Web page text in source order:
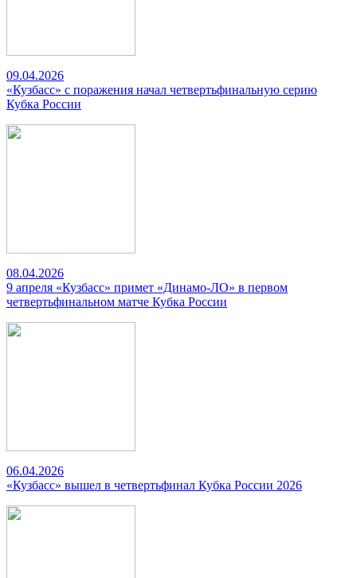
09.04.2026
«Кузбасс» с поражения начал четвертьфинальную серию
Кубка России
08.04.2026
9 апреля «Кузбасс» примет «Динамо-ЛО» в первом
четвертьфинальном матче Кубка России
06.04.2026
«Кузбасс» вышел в четвертьфинал Кубка России 2026